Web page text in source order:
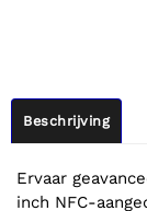
Beschrijving
Ervaar
inch NFC-